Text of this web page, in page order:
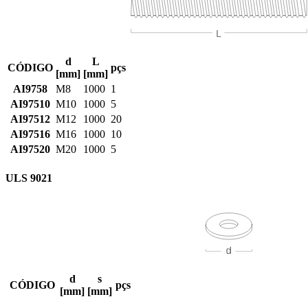
CÓDIGO
d
[mm]
L
[mm]
pçs
AI9758
M8 1000 1
AI97510 M10 1000 5
AI97512 M12 1000 20
AI97516 M16 1000 10
AI97520 M20 1000 5
ULS 9021
CÓDIGO
d
[mm]
s
[mm]
pçs